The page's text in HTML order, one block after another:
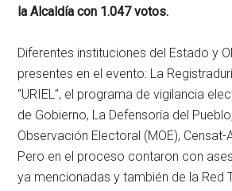
la Alcaldía con 1.047 votos.
Diferentes instituciones del Estado y
presentes en el evento: La
“URIEL”, el programa de vigilancia
de Gobierno, La Defensoría del
Observación Electoral (MOE), Censat-
Pero en el proceso contaron con
ya mencionadas y también de la Red